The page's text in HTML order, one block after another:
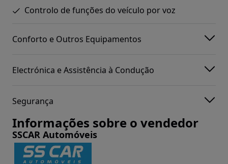
Controlo de funções do veículo por voz
Conforto e Outros Equipamentos
Electrónica e Assistência à Condução
Segurança
Informações sobre o vendedor
SSCAR Automóveis